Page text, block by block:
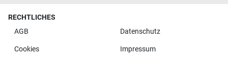
RECHTLICHES
AGB
Datenschutz
Cookies Impressum